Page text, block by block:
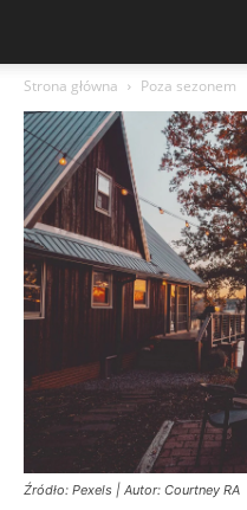
Strona główna Poza sezonem
Źródło: Pexels | Autor: Courtney RA